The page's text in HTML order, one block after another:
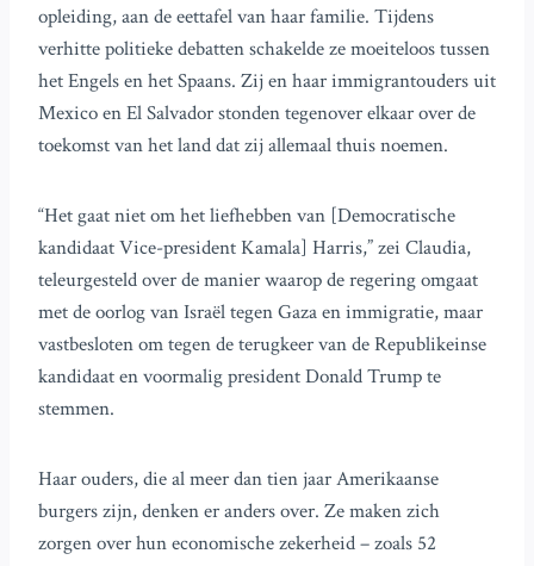
opleiding, aan de eettafel van haar familie. Tijdens
verhitte politieke debatten schakelde ze moeiteloos tussen
het Engels en het Spaans. Zij en haar immigrantouders uit
Mexico en El Salvador stonden tegenover elkaar over de
toekomst van het land dat zij allemaal thuis noemen.
“Het gaat niet om het liefhebben van [Democratische
kandidaat Vice-president Kamala] Harris,” zei Claudia,
teleurgesteld over de manier waarop de regering omgaat
met de oorlog van Israël tegen Gaza en immigratie, maar
vastbesloten om tegen de terugkeer van de Republikeinse
kandidaat en voormalig president Donald Trump te
stemmen.
Haar ouders, die al meer dan tien jaar Amerikaanse
burgers zijn, denken er anders over. Ze maken zich
zorgen over hun economische zekerheid – zoals 52